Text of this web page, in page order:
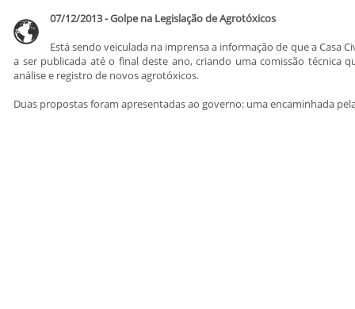
07/12/2013 - Golpe na Legislação de Agrotóxicos
Está sendo veiculada na imprensa a informação de que a Casa
a ser publicada até o final deste ano, criando uma comissão técnica
análise e registro de novos agrotóxicos.
Duas propostas foram apresentadas ao governo: uma encaminhada